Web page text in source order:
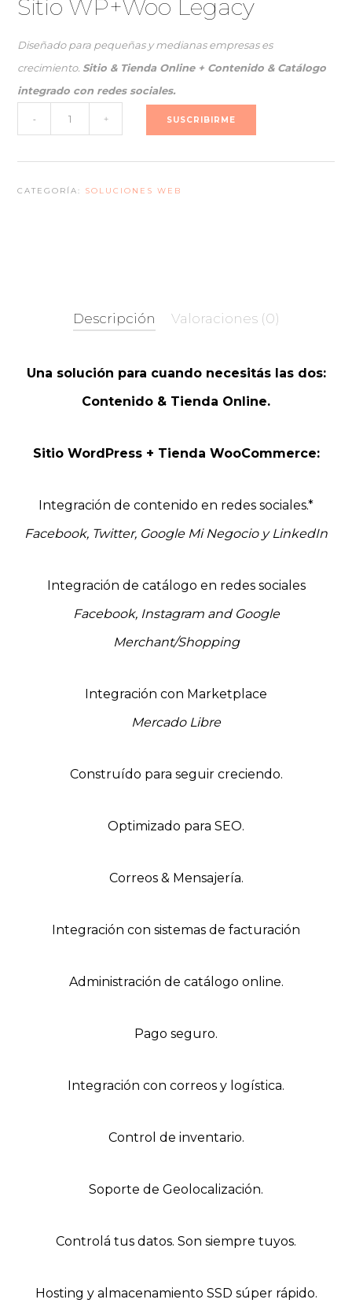
original
€49.800,00.
actual
€39.900,00.
Sitio WP+Woo Legacy
Diseñado para pequeñas y medianas empresas es
crecimiento. Sitio & Tienda Online + Contenido & Catálogo
integrado con redes sociales.
- + SUSCRIBIRME
CATEGORÍA: SOLUCIONES WEB
Descripción Valoraciones (0)
Una solución para cuando necesitás las dos:
Contenido & Tienda Online.
Sitio WordPress + Tienda WooCommerce:
Integración de contenido en redes sociales.*
Facebook, Twitter, Google Mi Negocio y LinkedIn
Integración de catálogo en redes sociales
Facebook, Instagram and Google
Merchant/Shopping
Integración con Marketplace
Mercado Libre
Construído para seguir creciendo.
Optimizado para SEO.
Correos & Mensajería.
Integración con sistemas de facturación
Administración de catálogo online.
Pago seguro.
Integración con correos y logística.
Control de inventario.
Soporte de Geolocalización.
Controlá tus datos. Son siempre tuyos.
Hosting y almacenamiento SSD súper rápido.